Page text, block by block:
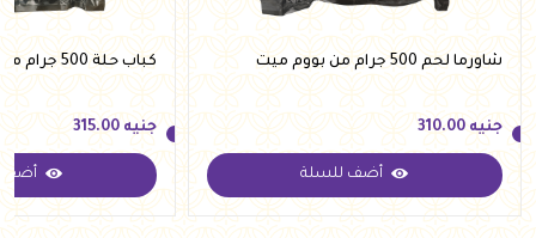
شاورما لحم 500 جرام من بووم ميت
جنيه
جنيه 310.00
أضف للسلة
كباب حلة 500 جرام من بووم ميت
جنيه
جنيه 315.00
أضف